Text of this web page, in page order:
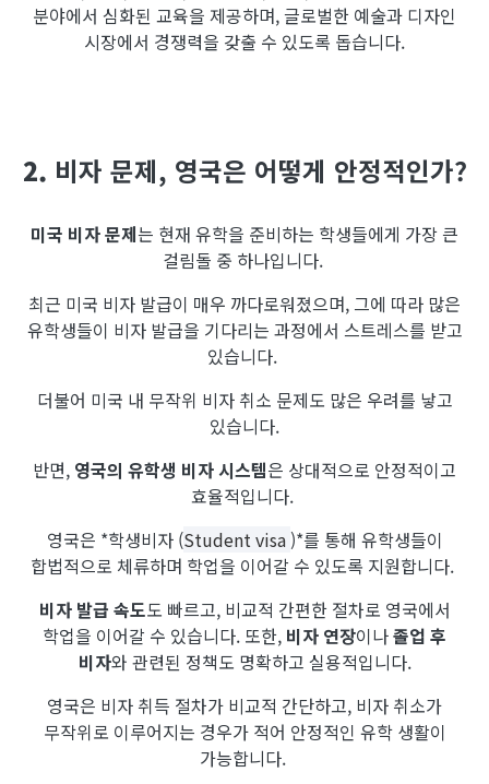
분야에서 심화된 교육을 제공하며, 글로벌한 예술과 디자인
시장에서 경쟁력을 갖출 수 있도록 돕습니다.
2. 비자 문제, 영국은 어떻게 안정적인가?
미국 비자 문제는 현재 유학을 준비하는 학생들에게 가장 큰
걸림돌 중 하나입니다.
최근 미국 비자 발급이 매우 까다로워졌으며, 그에 따라 많은
유학생들이 비자 발급을 기다리는 과정에서 스트레스를 받고
있습니다.
더불어 미국 내 무작위 비자 취소 문제도 많은 우려를 낳고
있습니다.
반면, 영국의 유학생 비자 시스템은 상대적으로 안정적이고
효율적입니다.
영국은 *학생비자 (Student visa)*를 통해 유학생들이
합법적으로 체류하며 학업을 이어갈 수 있도록 지원합니다.
비자 발급 속도도 빠르고, 비교적 간편한 절차로 영국에서
학업을 이어갈 수 있습니다. 또한, 비자 연장이나졸업 후
비자와 관련된 정책도 명확하고 실용적입니다.
영국은 비자 취득 절차가 비교적 간단하고, 비자 취소가
무작위로 이루어지는 경우가 적어 안정적인 유학 생활이
가능합니다.